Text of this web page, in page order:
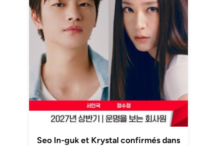
Seo In-guk et Krystal confirmés dans